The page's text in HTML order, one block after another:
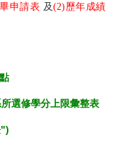
申請表 及(2) 歷年成績
選修學分上限彙整表